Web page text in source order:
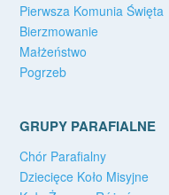
Pierwsza Komunia Święta
Bierzmowanie
Małżeństwo
Pogrzeb
GRUPY PARAFIALNE
Chór Parafialny
Dziecięce Koło Misyjne